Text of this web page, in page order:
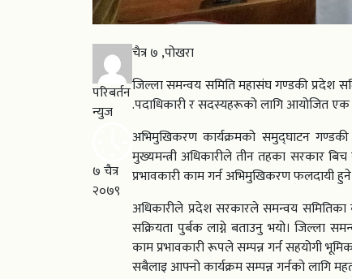
परिबर्तन
न्युज
७ चैत्र
२०७९
चैत्र ७ ,पोखरा
जिल्ला समन्वय समिति महासंघ गण्डकी प्रदेश
.पदाधिकारी र सदस्यहरूको लागि आयोजित
अभिमुखिकरण कार्यक्रमको समुद्घाटन गण्डकी
मुख्यमन्त्री अधिकारीले तीन तहका सरकार बिच
प्रभावकारी काम गर्न अभिमुखिकरण फलदायी
अधिकारीले प्रदेश सरकारले समन्वय समितिका
सक्रियता पुर्बक लाग्ने बताउनु भयो। जिल्ला
काम प्रभावकारी रूपले सम्पन्न गर्न सहयोगी
सबैलाइ आफ्नो कार्यक्रम सम्पन्न गर्नको लागि